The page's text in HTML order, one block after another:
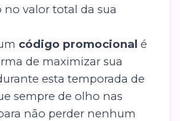
valor total da sua
código promocional é
de maximizar sua
esta temporada de
sempre de olho nas
não perder nenhum